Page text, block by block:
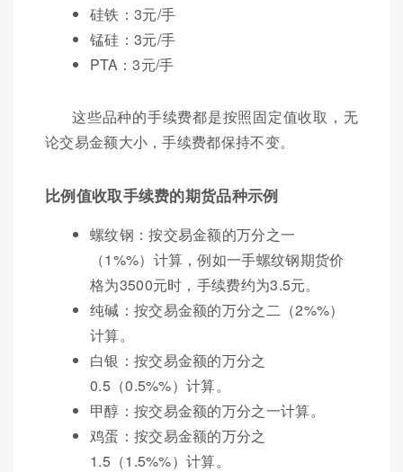
硅铁：3元/手
锰硅：3元/手
PTA：3元/手
这些品种的手续费都是按照固定值收取，无
论交易金额大小，手续费都保持不变。
比例值收取手续费的期货品种示例
螺纹钢：按交易金额的万分之一
（1%%）计算，例如一手螺纹钢期货价
格为3500元时，手续费约为3.5元。
纯碱：按交易金额的万分之二（2%%）
计算。
白银：按交易金额的万分之
0.5（0.5%%）计算。
甲醇：按交易金额的万分之一计算。
鸡蛋：按交易金额的万分之
1.5（1.5%%）计算。